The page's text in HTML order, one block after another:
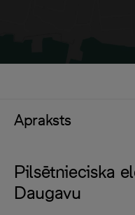
Apraksts
Pilsētnieciska
Daugavu